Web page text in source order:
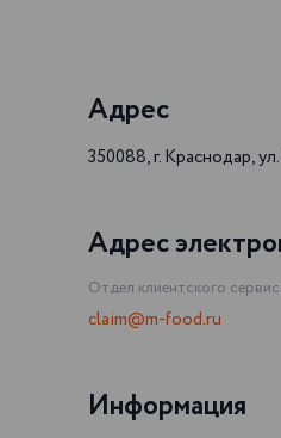
Адрес
350088, г. Краснодар,
Адрес
Отдел клиентского
claim@m-food.ru
Информация